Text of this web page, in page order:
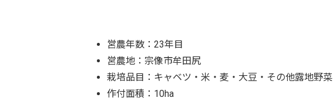
営農年数：23年目
営農地：宗像市牟田尻
栽培品目：キャベツ・米・麦・大豆・その他露地野菜
作付面積：10ha